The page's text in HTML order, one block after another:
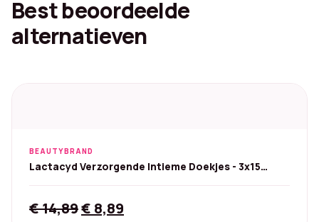
Best beoordeelde
alternatieven
BEAUTYBRAND
Lactacyd Verzorgende Intieme Doekjes - 3x15
€14,89Original
€ 8,89